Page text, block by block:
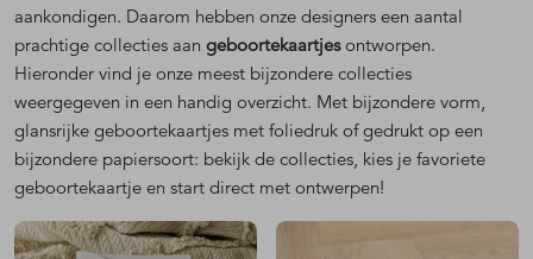
aankondigen. Daarom hebben onze designers een aantal
prachtige collecties aan geboortekaartjesontworpen.
Hieronder vind je onze meest bijzondere collecties
weergegeven in een handig overzicht. Met bijzondere vorm,
glansrijke geboortekaartjes met foliedruk of gedrukt op een
bijzondere papiersoort: bekijk de collecties, kies je favoriete
geboortekaartje en start direct met ontwerpen!